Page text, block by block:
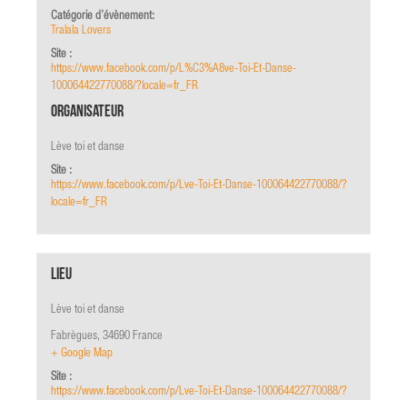
Catégorie d’évènement:
Tralala Lovers
Site :
https://www.facebook.com/p/L%C3%A8ve-Toi-Et-Danse-
100064422770088/?locale=fr_FR
Organisateur
Lève toi et danse
Site :
https://www.facebook.com/p/Lve-Toi-Et-Danse-100064422770088/?
locale=fr_FR
Lieu
Lève toi et danse
Fabrègues, 34690 France
+ Google Map
Site :
https://www.facebook.com/p/Lve-Toi-Et-Danse-100064422770088/?